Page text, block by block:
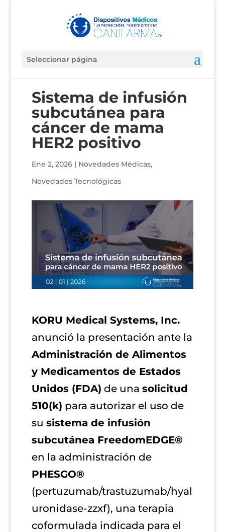
Seleccionar página
Sistema de infusión
subcutánea para
cáncer de mama
HER2 positivo
Ene 2, 2026| Novedades Médicas,
Novedades Tecnológicas
KORU Medical Systems, Inc.
anunció la presentación ante la
Administración de Alimentos
y Medicamentos de Estados
Unidos (FDA) de una solicitud
510(k) para autorizar el uso de
su sistema de infusión
subcutánea FreedomEDGE®
en la administración de
PHESGO®
(pertuzumab/trastuzumab/hyal
uronidase-zzxf), una terapia
coformulada indicada para el